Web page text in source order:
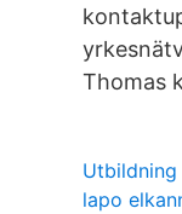
Thomas
lapo